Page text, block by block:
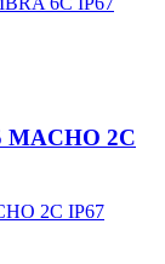
MACHO 2C